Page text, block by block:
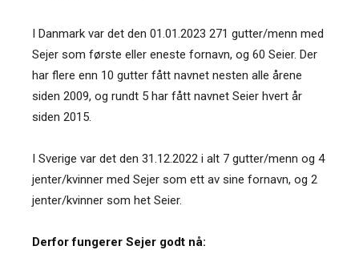
I Danmark var det den 01.01.2023 271 gutter/menn med
Sejer som første eller eneste fornavn, og 60 Seier. Der
har flere enn 10 gutter fått navnet nesten alle årene
siden 2009, og rundt 5 har fått navnet Seier hvert år
siden 2015.
I Sverige var det den 31.12.2022 i alt 7 gutter/menn og 4
jenter/kvinner med Sejer som ett av sine fornavn, og 2
jenter/kvinner som het Seier.
Derfor fungerer Sejer godt nå: